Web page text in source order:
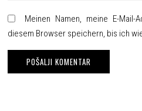
Meinen Namen, meine E-
diesem Browser speichern, bis ich